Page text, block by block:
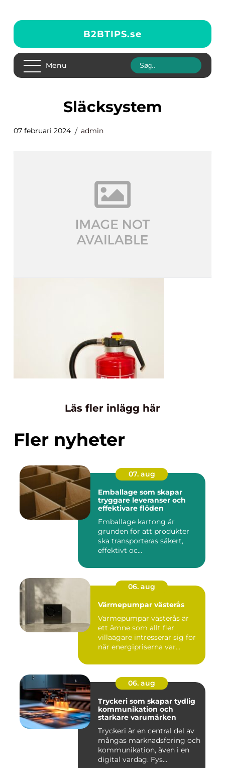
B2BTIPS.se
Menu
släcksystem
07 februari 2024 admin
Läs fler inlägg här
Fler nyheter
07. aug
Emballage som skapar
tryggare leveranser och
effektivare flöden
Emballage kartong är
grunden för att produkter
ska transporteras säkert,
effektivt oc...
06. aug
Värmepumpar västerås
Värmepumpar västerås är
ett ämne som allt fler
villaägare intresserar sig för
när energipriserna var...
06. aug
Tryckeri som skapar tydlig
kommunikation och
starkare varumärken
Tryckeri är en central del av
mångas marknadsföring och
kommunikation, även i en
digital vardag. Fys...